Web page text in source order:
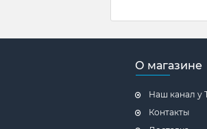
О магазине
Наш канал у
Контакты